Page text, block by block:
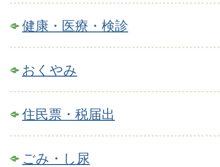
健康・医療・検診
おくやみ
住民票・税届出
ごみ・し尿